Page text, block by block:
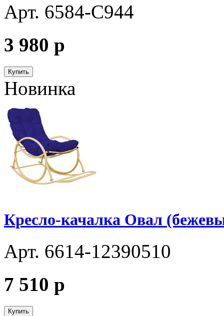
Арт. 6584-С944
3 980 p
Купить
Новинка
Кресло-качалка Овал
Арт. 6614-12390510
7 510 p
Купить